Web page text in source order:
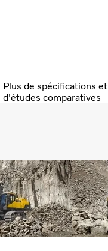
Plus de spécifications et
d'études comparatives